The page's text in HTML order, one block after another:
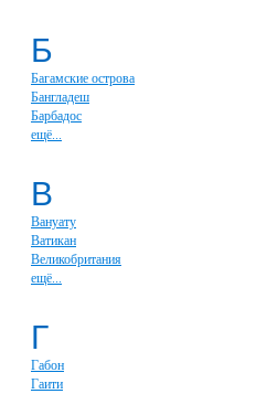
Б
Багамские острова
Бангладеш
Барбадос
ещё...
В
Вануату
Ватикан
Великобритания
ещё...
Г
Габон
Гаити